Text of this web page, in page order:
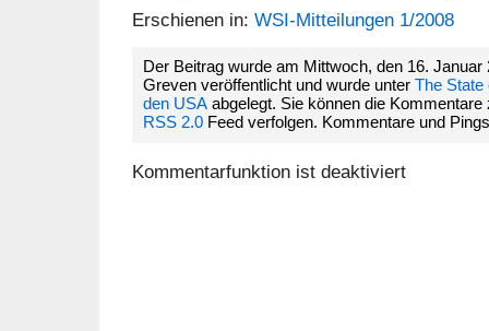
Erschienen in: WSI-Mitteilungen 1/2008
Der Beitrag wurde am Mittwoch, den 16.
Greven veröffentlicht und wurde unter The State
den USA abgelegt. Sie können die
RSS 2.0 Feed verfolgen. Kommentare und
Kommentarfunktion ist deaktiviert